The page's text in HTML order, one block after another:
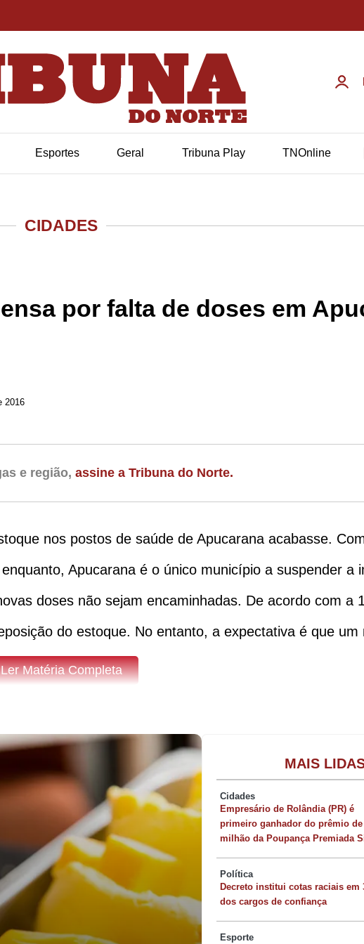
Esportes Geral Tribuna Play TNOnline
CIDADES
por falta de doses em
2016
e região, assine a Tribuna do Norte.
nos postos de saúde de Apucarana acabasse.
Apucarana é o único município a suspender a
doses não sejam encaminhadas. De acordo com a
do estoque. No entanto, a expectativa é que um
Ler Matéria Completa
MAIS
Cidades
Empresário de Rolândia (PR) é
primeiro ganhador do prêmio de
milhão da Poupança Premiada
Política
Decreto institui cotas raciais em
dos cargos de confiança
Esporte